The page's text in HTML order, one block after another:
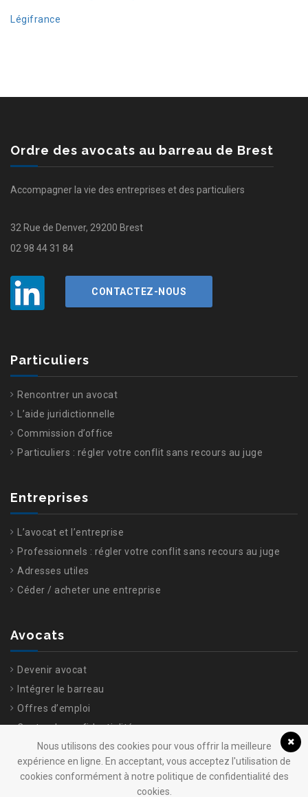
Légifrance
Ordre des avocats au barreau de Brest
Accompagner la vie des entreprises et des particuliers
32 Rue de Denver, 29200 Brest
02 98 44 31 84
CONTACTEZ-NOUS
Particuliers
Rencontrer un avocat
L’aide juridictionnelle
Commission d’office
Particuliers : régler votre conflit sans recours au juge
Entreprises
L’avocat et l’entreprise
Professionnels : régler votre conflit sans recours au juge
Adresses utiles
Céder / acheter une entreprise
Avocats
Devenir avocat
Intégrer le barreau
Offres d’emploi
Centre de confidentialité
Nous utilisons des cookies pour vous offrir la meilleure
expérience en ligne. En acceptant, vous acceptez l'utilisation de
cookies conformément à notre politique de confidentialité des
cookies.